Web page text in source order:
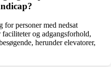
personer med nedsat
og adgangsforhold,
herunder elevatorer,